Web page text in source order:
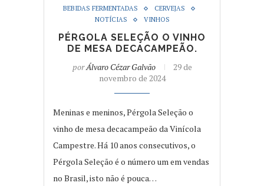
BEBIDAS FERMENTADAS
CERVEJAS
NOTÍCIAS
VINHOS
PÉRGOLA SELEÇÃO O VINHO
DE MESA DECACAMPEÃO.
porÁlvaro Cézar Galvão
29 de
novembro de 2024
Meninas e meninos, Pérgola Seleção o
vinho de mesa decacampeão da Vinícola
Campestre. Há 10 anos consecutivos, o
Pérgola Seleção é o número um em vendas
no Brasil, isto não é pouca…